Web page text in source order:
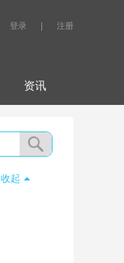
登录 注册
资讯
收起